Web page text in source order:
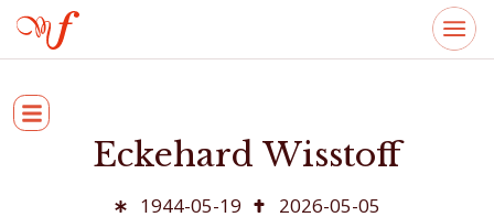
Eckehard Wisstoff
1944-05-19 2026-05-05